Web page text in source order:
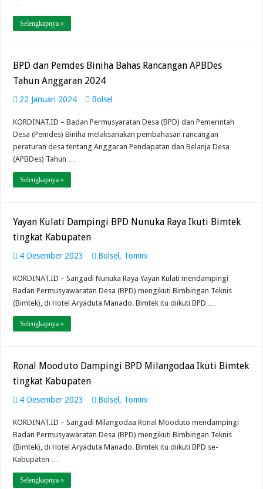
…
Selengkapnya »
BPD dan Pemdes Biniha Bahas Rancangan APBDes
Tahun Anggaran 2024
22 Januari 2024 Bolsel
KORDINAT.ID – Badan Permusyaratan Desa (BPD) dan Pemerintah
Desa (Pemdes) Biniha melaksanakan pembahasan rancangan
peraturan desa tentang Anggaran Pendapatan dan Belanja Desa
(APBDes) Tahun …
Selengkapnya »
Yayan Kulati Dampingi BPD Nunuka Raya Ikuti Bimtek
tingkat Kabupaten
4 Desember 2023 Bolsel , Tomini
KORDINAT.ID – Sangadi Nunuka Raya Yayan Kulati mendampingi
Badan Permusyawaratan Desa (BPD) mengikuti Bimbingan Teknis
(Bimtek), di Hotel Aryaduta Manado. Bimtek itu diikuti BPD …
Selengkapnya »
Ronal Mooduto Dampingi BPD Milangodaa Ikuti Bimtek
tingkat Kabupaten
4 Desember 2023 Bolsel , Tomini
KORDINAT.ID – Sangadi Milangodaa Ronal Mooduto mendampingi
Badan Permusyawaratan Desa (BPD) mengikuti Bimbingan Teknis
(Bimtek), di Hotel Aryaduta Manado. Bimtek itu diikuti BPD se-
Kabupaten …
Selengkapnya »